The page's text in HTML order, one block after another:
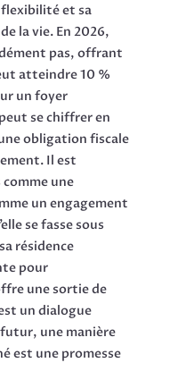
flexibilité et sa
la vie. En 2026,
pas, offrant
atteindre 10 %
un foyer
se chiffrer en
obligation fiscale
Il est
comme une
un engagement
se fasse sous
résidence
pour
une sortie de
un dialogue
une manière
est une promesse